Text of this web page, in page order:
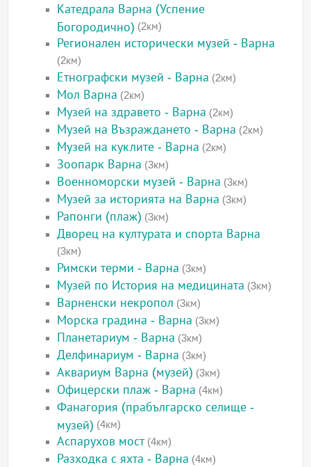
Катедрала Варна (Успение
Богородично) (2км)
Регионален исторически музей - Варна
(2км)
Етнографски музей - Варна (2км)
Мол Варна (2км)
Музей на здравето - Варна (2км)
Музей на Възраждането - Варна (2км)
Музей на куклите - Варна (2км)
Зоопарк Варна (3км)
Военноморски музей - Варна (3км)
Музей за историята на Варна (3км)
Рапонги (плаж) (3км)
Дворец на културата и спорта Варна
(3км)
Римски терми - Варна (3км)
Музей по История на медицината (3км)
Варненски некропол (3км)
Морска градина - Варна (3км)
Планетариум - Варна (3км)
Делфинариум - Варна (3км)
Аквариум Варна (музей) (3км)
Офицерски плаж - Варна (4км)
Фанагория (прабългарско селище -
музей) (4км)
Аспарухов мост(4км)
Разходка с яхта - Варна (4км)